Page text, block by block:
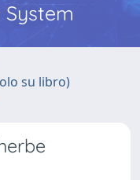
su libro)